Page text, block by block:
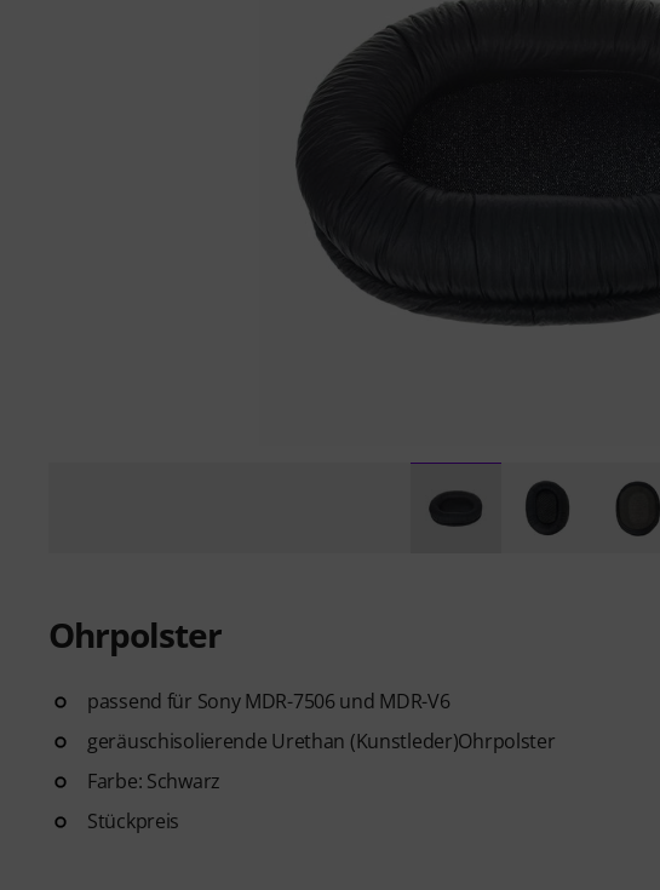
Ohrpolster
passend für Sony MDR-7506 und MDR-V6
geräuschisolierende Urethan (Kunstleder)Ohrpolster
Farbe: Schwarz
Stückpreis